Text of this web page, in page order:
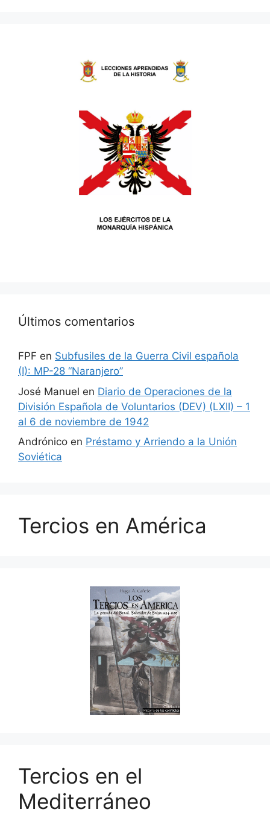
Últimos comentarios
FPF en Subfusiles de la Guerra Civil española
(I): MP-28 “Naranjero”
José Manuel en Diario de Operaciones de la
División Española de Voluntarios (DEV) (LXII) – 1
al 6 de noviembre de 1942
Andrónico en Préstamo y Arriendo a la Unión
Soviética
Tercios en América
Tercios en el
Mediterráneo